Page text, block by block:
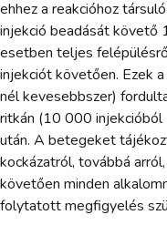
ehhez a reakcióhoz
injekció beadását követő
esetben teljes
injekciót követően. Ezek
nél kevesebbszer)
ritkán (10 000
után. A betegeket
kockázatról, továbbá
követően minden
folytatott megfigyelés